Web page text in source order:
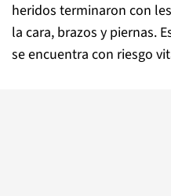
heridos terminaron con
la cara, brazos y piernas.
se encuentra con riesgo